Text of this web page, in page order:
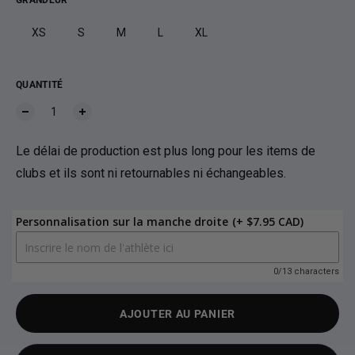
XS S M XL
QUANTITÉ
Le délai de production est plus long pour les items de
clubs et ils sont ni retournables ni échangeables.
Personnalisation sur la manche droite (+ $7.95 CAD)
0/13 characters
AJOUTER AU PANIER